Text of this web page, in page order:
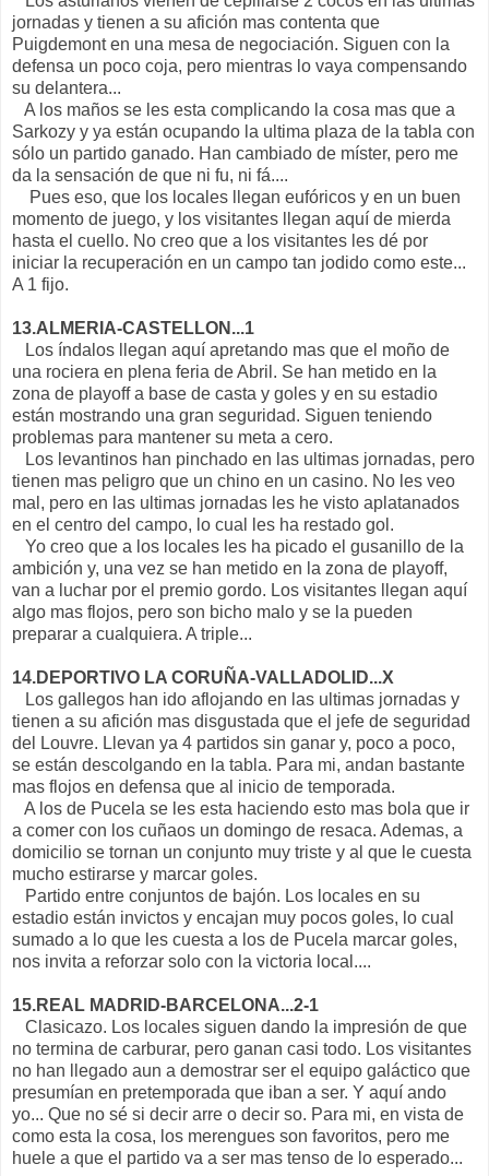
jornadas y tienen a su afición mas contenta que
Puigdemont en una mesa de negociación. Siguen con la
defensa un poco coja, pero mientras lo vaya compensando
su delantera...
A los maños se les esta complicando la cosa mas que a
Sarkozy y ya están ocupando la ultima plaza de la tabla con
sólo un partido ganado. Han cambiado de míster, pero me
da la sensación de que ni fu, ni fá....
Pues eso, que los locales llegan eufóricos y en un buen
momento de juego, y los visitantes llegan aquí de mierda
hasta el cuello. No creo que a los visitantes les dé por
iniciar la recuperación en un campo tan jodido como este...
A 1 fijo.
13.ALMERIA-CASTELLON...1
Los índalos llegan aquí apretando mas que el moño de
una rociera en plena feria de Abril. Se han metido en la
zona de playoff a base de casta y goles y en su estadio
están mostrando una gran seguridad. Siguen teniendo
problemas para mantener su meta a cero.
Los levantinos han pinchado en las ultimas jornadas, pero
tienen mas peligro que un chino en un casino. No les veo
mal, pero en las ultimas jornadas les he visto aplatanados
en el centro del campo, lo cual les ha restado gol.
Yo creo que a los locales les ha picado el gusanillo de la
ambición y, una vez se han metido en la zona de playoff,
van a luchar por el premio gordo. Los visitantes llegan aquí
algo mas flojos, pero son bicho malo y se la pueden
preparar a cualquiera. A triple...
14.DEPORTIVO LA CORUÑA-VALLADOLID...X
Los gallegos han ido aflojando en las ultimas jornadas y
tienen a su afición mas disgustada que el jefe de seguridad
del Louvre. Llevan ya 4 partidos sin ganar y, poco a poco,
se están descolgando en la tabla. Para mi, andan bastante
mas flojos en defensa que al inicio de temporada.
A los de Pucela se les esta haciendo esto mas bola que ir
a comer con los cuñaos un domingo de resaca. Ademas, a
domicilio se tornan un conjunto muy triste y al que le cuesta
mucho estirarse y marcar goles.
Partido entre conjuntos de bajón. Los locales en su
estadio están invictos y encajan muy pocos goles, lo cual
sumado a lo que les cuesta a los de Pucela marcar goles,
nos invita a reforzar solo con la victoria local....
15.REAL MADRID-BARCELONA...2-1
Clasicazo. Los locales siguen dando la impresión de que
no termina de carburar, pero ganan casi todo. Los visitantes
no han llegado aun a demostrar ser el equipo galáctico que
presumían en pretemporada que iban a ser. Y aquí ando
yo... Que no sé si decir arre o decir so. Para mi, en vista de
como esta la cosa, los merengues son favoritos, pero me
huele a que el partido va a ser mas tenso de lo esperado...